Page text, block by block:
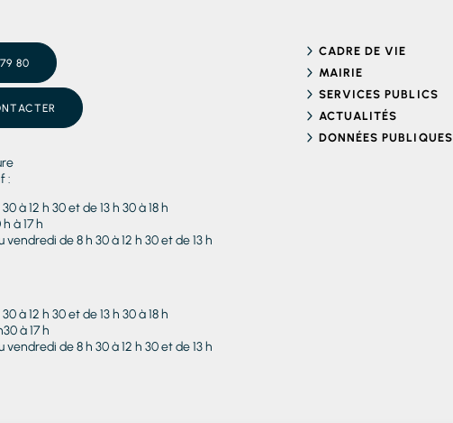
80
:
à 12 h 30 et de 13 h 30 à 18 h
à 17 h
vendredi de 8 h 30 à 12 h 30 et de 13 h
à 12 h 30 et de 13 h 30 à 18 h
à 17 h
vendredi de 8 h 30 à 12 h 30 et de 13 h
CADRE DE VIE
MAIRIE
SERVICES PUBLICS
ACTUALITÉS
DONNÉES PUBLIQUES